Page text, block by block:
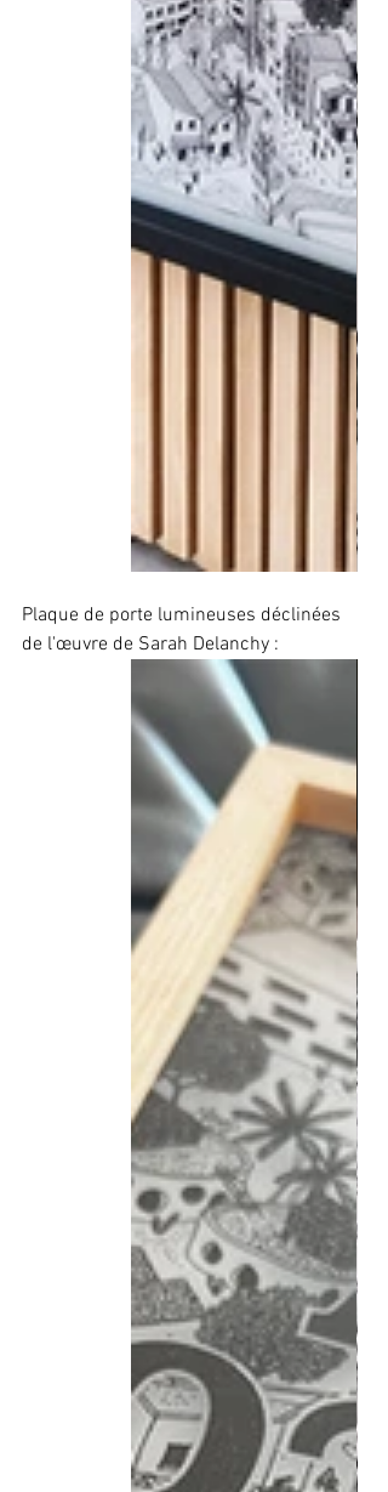
Plaque de porte lumineuses déclinées
de l'œuvre de Sarah Delanchy :